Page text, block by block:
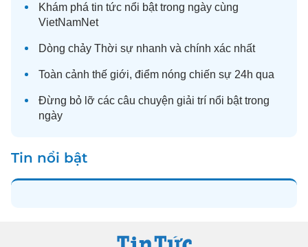
Khám phá tin tức nổi bật trong ngày cùng
VietNamNet
Dòng chảy Thời sự nhanh và chính xác nhất
Toàn cảnh thế giới, điểm nóng chiến sự 24h qua
Đừng bỏ lỡ các câu chuyện giải trí nổi bật trong
ngày
Tin nổi bật